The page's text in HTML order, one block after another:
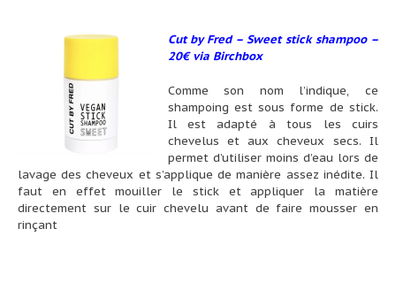
Cut by Fred – Sweet stick shampoo –
20€ via Birchbox
Comme son nom l’indique, ce
shampoing est sous forme de stick.
Il est adapté à tous les cuirs
chevelus et aux cheveux secs. Il
permet d’utiliser moins d’eau lors de
lavage des cheveux et s’applique de manière assez inédite. Il
faut en effet mouiller le stick et appliquer la matière
directement sur le cuir chevelu avant de faire mousser en
rinçant